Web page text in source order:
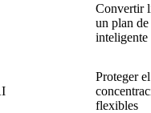
Convertir
un plan
inteligente
Proteger
flexibles